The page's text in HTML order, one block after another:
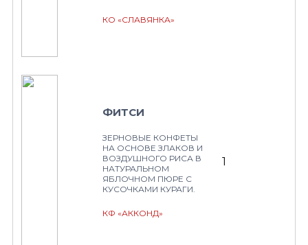
КО «СЛАВЯНКА»
ФИТСИ
ЗЕРНОВЫЕ КОНФЕТЫ
НА ОСНОВЕ ЗЛАКОВ И
ВОЗДУШНОГО РИСА В
НАТУРАЛЬНОМ
ЯБЛОЧНОМ ПЮРЕ С
КУСОЧКАМИ КУРАГИ.
КФ «АККОНД»
1